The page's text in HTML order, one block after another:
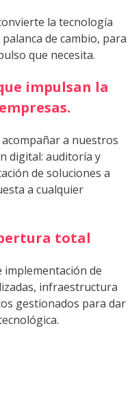
la tecnología
de cambio, para
que necesita.
impulsan la
a nuestros
digital: auditoría y
de soluciones a
a cualquier
total
implementación de
infraestructura
gestionados para dar